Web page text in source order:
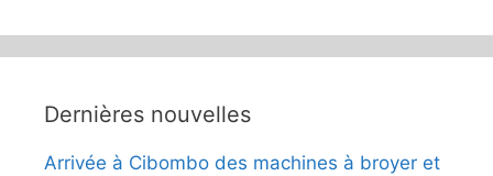
Dernières nouvelles
Arrivée à Cibombo des machines à broyer et